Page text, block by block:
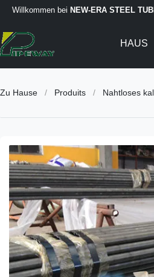
Willkommen bei NEW-ERA STEEL
HAUS
Zu Hause / Produits / Nahtloses